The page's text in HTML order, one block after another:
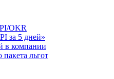
OKR
за 5 дней»
в компании
пакета льгот